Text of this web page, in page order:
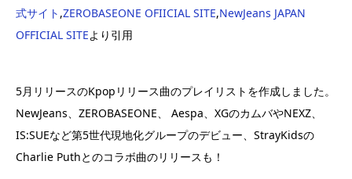
式サイト ,ZEROBASEONE OFIICIAL SITE,NewJeans JAPAN
OFFICIAL SITEより引用
5月リリースのKpopリリース曲のプレイリストを作成しました。
NewJeans、ZEROBASEONE、 Aespa、XGのカムバやNEXZ、
IS:SUEなど第5世代現地化グループのデビュー、StrayKidsの
Charlie Puthとのコラボ曲のリリースも！